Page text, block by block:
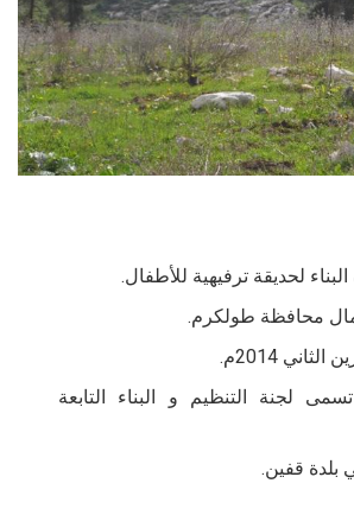
لحديقة ترفيهية للأطفال.
محافظة طولكرم.
لجنة التنظيم و البناء التابعة
بلدة قفين.